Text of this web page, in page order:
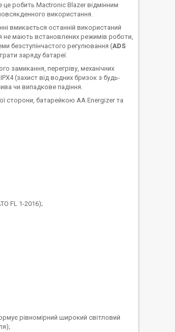
це робить Mactronic Blazer відмінним
використання.
вмикається останній використаний
не мають встановлених режимів роботи,
безступінчастого регулювання (ADS
заряду батареї.
замикання, перегріву, механічних
(захист від водних бризок з будь-
чи випадкове падіння.
сторони, батарейкою АА Energizer та
FL 1-2016);
рівномірний широкий світловий